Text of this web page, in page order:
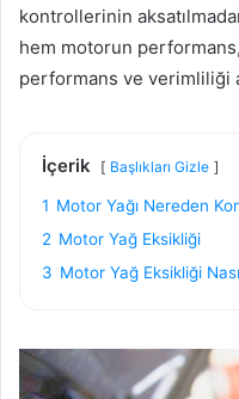
kontrollerinin
hem motorun
performans ve verimliliği
İçerik Başlıkları Gizle
1 Motor Yağı Nereden
2 Motor Yağ Eksikliği
3 Motor Yağ Eksikliği